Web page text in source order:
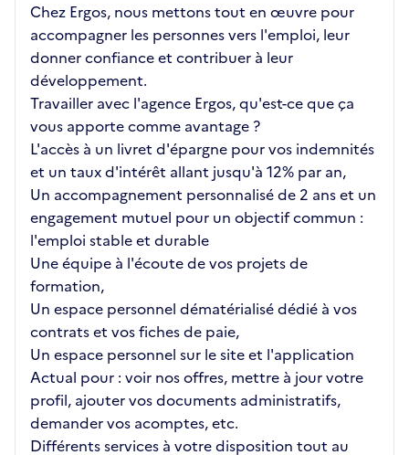
Chez Ergos, nous mettons tout en œuvre pour
accompagner les personnes vers l'emploi, leur
donner confiance et contribuer à leur
développement.
Travailler avec l'agence Ergos, qu'est-ce que ça
vous apporte comme avantage ?
L'accès à un livret d'épargne pour vos indemnités
et un taux d'intérêt allant jusqu'à 12% par an,
Un accompagnement personnalisé de 2 ans et un
engagement mutuel pour un objectif commun :
l'emploi stable et durable
Une équipe à l'écoute de vos projets de
formation,
Un espace personnel dématérialisé dédié à vos
contrats et vos fiches de paie,
Un espace personnel sur le site et l'application
Actual pour : voir nos offres, mettre à jour votre
profil, ajouter vos documents administratifs,
demander vos acomptes, etc.
Différents services à votre disposition tout au